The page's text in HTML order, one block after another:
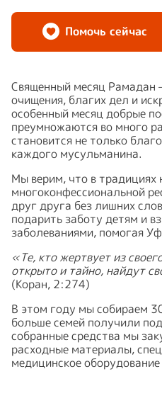
Помочь сейчас
Священный месяц Рамадан
очищения, благих дел и
особенный месяц добрые
преумножаются во много
становится не только
каждого мусульманина.
Мы верим, что в традициях
многоконфессиональной
друг друга без лишних
подарить заботу детям и
заболеваниями, помогая
«Те, кто жертвует из
открыто и тайно, найдут
(Коран, 2:274)
В этом году мы собираем
больше семей получили
собранные средства мы
расходные материалы,
медицинское